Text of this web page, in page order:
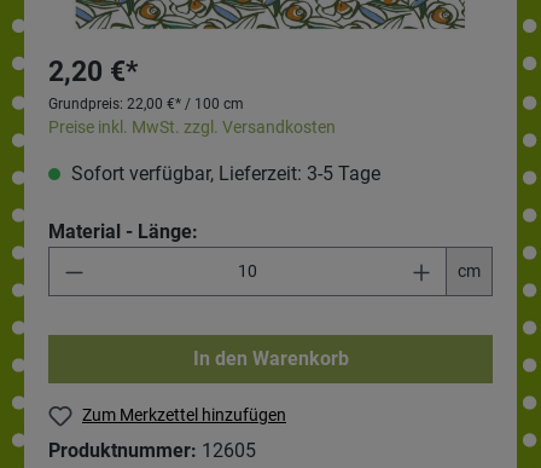
2,20 €*
Grundpreis: 22,00 €* / 100 cm
Preise inkl. MwSt. zzgl. Versandkosten
Sofort verfügbar, Lieferzeit: 3-5 Tage
Material - Länge:
cm
In den Warenkorb
Zum Merkzettel hinzufügen
Produktnummer: 12605